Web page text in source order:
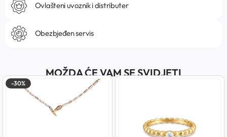
Ovlašteni uvoznik i distributer
Obezbjeđen servis
MOŽDA ĆE VAM SE SVIDJETI
-30%